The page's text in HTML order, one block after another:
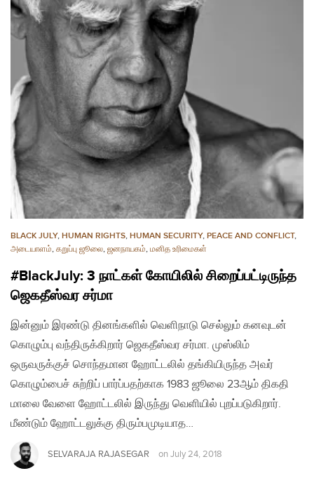
BLACK JULY, HUMAN RIGHTS, HUMAN SECURITY, PEACE AND CONFLICT,
அடையாளம், கறுப்பு ஜூலை, ஜனநாயகம், மனித உரிமைகள்
#BlackJuly: 3 நாட்கள் கோயிலில் சிறைப்பட்டிருந்த
ஜெகதீஸ்வர சர்மா
இன்னும் இரண்டு தினங்களில் வெளிநாடு செல்லும் கனவுடன்
கொழும்பு வந்திருக்கிறார் ஜெகதீஸ்வர சர்மா. முஸ்லிம்
ஒருவருக்குச் சொந்தமான ஹோட்டலில் தங்கியிருந்த அவர்
கொழும்பைச் சுற்றிப் பார்ப்பதற்காக 1983 ஜூலை 23ஆம் திகதி
மாலை வேளை ஹோட்டலில் இருந்து வெளியில் புறப்படுகிறார்.
மீண்டும் ஹோட்டலுக்கு திரும்பமுடியாத…
SELVARAJA RAJASEGAR on July 24, 2018